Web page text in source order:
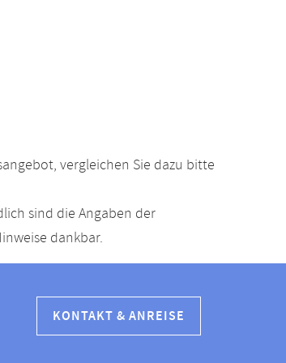
vergleichen Sie dazu bitte
sind die Angaben der
dankbar.
KONTAKT & ANREISE